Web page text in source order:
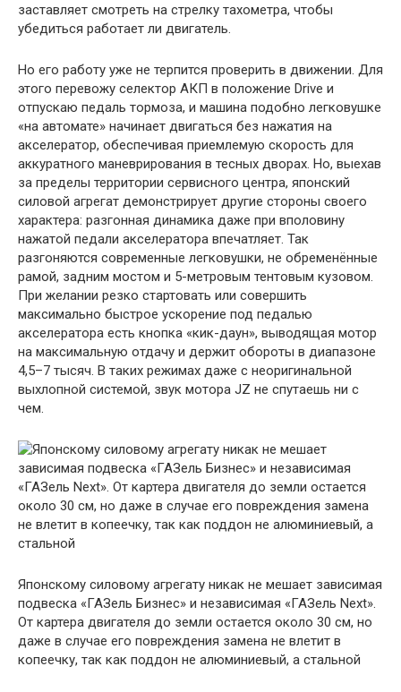
заставляет смотреть на стрелку тахометра, чтобы
убедиться работает ли двигатель.
Но его работу уже не терпится проверить в движении. Для
этого перевожу селектор АКП в положение Drive и
отпускаю педаль тормоза, и машина подобно легковушке
«на автомате» начинает двигаться без нажатия на
акселератор, обеспечивая приемлемую скорость для
аккуратного маневрирования в тесных дворах. Но, выехав
за пределы территории сервисного центра, японский
силовой агрегат демонстрирует другие стороны своего
характера: разгонная динамика даже при вполовину
нажатой педали акселератора впечатляет. Так
разгоняются современные легковушки, не обременённые
рамой, задним мостом и 5-метровым тентовым кузовом.
При желании резко стартовать или совершить
максимально быстрое ускорение под педалью
акселератора есть кнопка «кик-даун», выводящая мотор
на максимальную отдачу и держит обороты в диапазоне
4,5–7 тысяч. В таких режимах даже с неоригинальной
выхлопной системой, звук мотора JZ не спутаешь ни с
чем.
Японскому силовому агрегату никак не мешает зависимая
подвеска «ГАЗель Бизнес» и независимая «ГАЗель Next».
От картера двигателя до земли остается около 30 см, но
даже в случае его повреждения замена не влетит в
копеечку, так как поддон не алюминиевый, а стальной